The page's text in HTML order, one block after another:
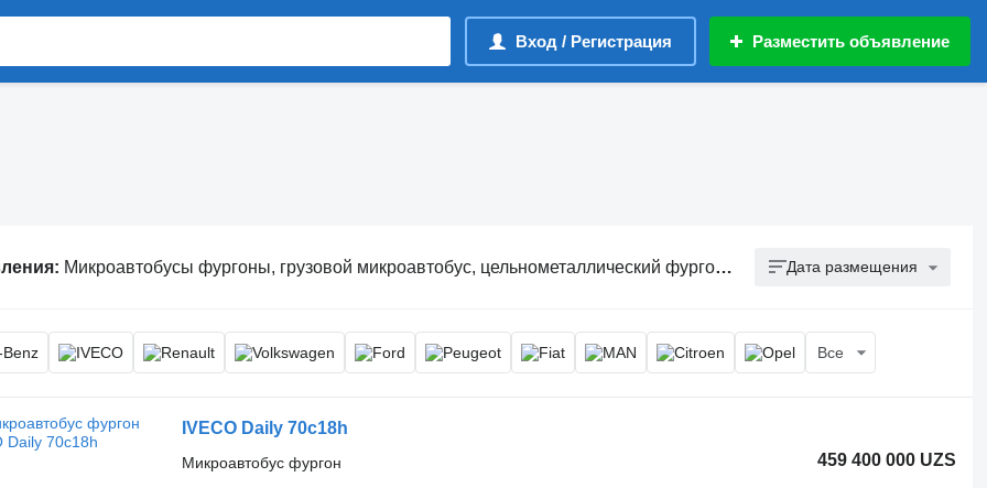
Вход / Регистрация Разместить объявление
Микроавтобусы фургоны, грузовой микроавтобус, цельнометаллический фургон, грузовой бус Дата размещения
Все
IVECO Daily 70c18h
459 400 000 UZS
Микроавтобус фургон